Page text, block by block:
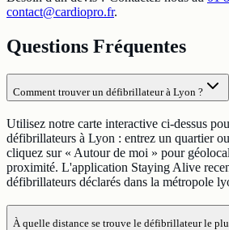
contact@cardiopro.fr.
Questions Fréquentes
Comment trouver un défibrillateur à Lyon ?
Utilisez notre carte interactive ci-dessus
défibrillateurs à Lyon : entrez un quartier
cliquez sur « Autour de moi » pour
proximité. L'application Staying Alive
défibrillateurs déclarés dans la métropole
À quelle distance se trouve le défibrillateur le